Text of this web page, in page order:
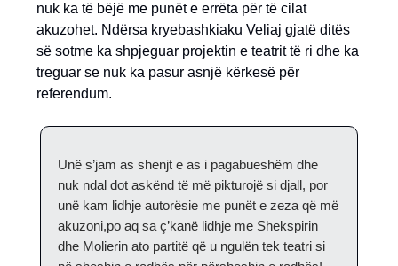
nuk ka të bëjë me punët e errëta për të cilat
akuzohet. Ndërsa kryebashkiaku Veliaj gjatë ditës
së sotme ka shpjeguar projektin e teatrit të ri dhe ka
treguar se nuk ka pasur asnjë kërkesë për
referendum.
Unë s’jam as shenjt e as i pagabueshëm dhe
nuk ndal dot askënd të më pikturojë si djall, por
unë kam lidhje autorësie me punët e zeza që më
akuzoni,po aq sa ç’kanë lidhje me Shekspirin
dhe Molierin ato partitë që u ngulën tek teatri si